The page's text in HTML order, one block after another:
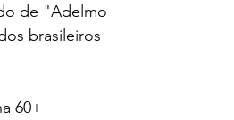
de "Adelmo
brasileiros
60+